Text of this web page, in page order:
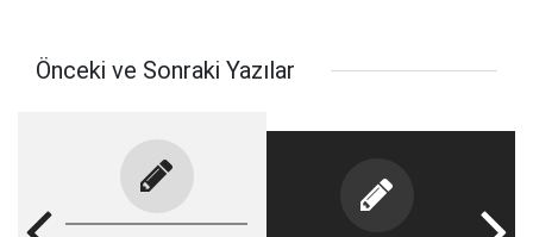
Önceki ve Sonraki Yazılar